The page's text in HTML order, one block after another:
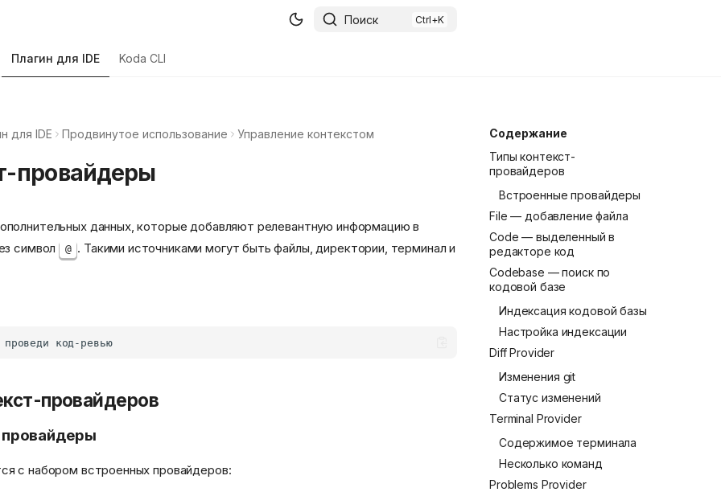
Поиск
Плагин для IDE Koda CLI
Содержание
Типы контекст-
провайдеров
Встроенные провайдеры
File — добавление файла
Code — выделенный в
редакторе код
Codebase — поиск по
кодовой базе
Индексация кодовой базы
Настройка индексации
Diff Provider
Изменения git
Статус изменений
Terminal Provider
Содержимое терминала
Несколько команд
Problems Provider
для IDE Продвинутое использование Управление контекстом
провайдеры
данных, которые добавляют релевантную информацию в
символ @ . Такими источниками могут быть файлы, директории, терминал и
@src/utils.ts проведи код-ревью
провайдеров
с набором встроенных провайдеров: